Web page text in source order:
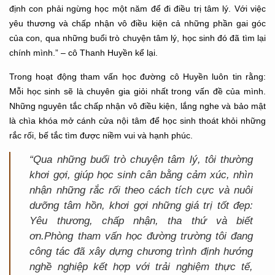
định con phải ngừng học một năm để đi điều trị tâm lý. Với việc
yêu thương và chấp nhận vô điều kiện cả những phần gai góc
của con, qua những buổi trò chuyện tâm lý, học sinh đó đã tìm lại
chính mình.” – cô Thanh Huyền kể lại.
Trong hoạt động tham vấn học đường cô Huyền luôn tin rằng:
Mỗi học sinh sẽ là chuyên gia giỏi nhất trong vấn đề của mình.
Những nguyên tắc chấp nhận vô điều kiện, lắng nghe và bảo mật
là chìa khóa mở cánh cửa nội tâm để học sinh thoát khỏi những
rắc rối, bế tắc tìm được niềm vui và hạnh phúc.
“Qua những buổi trò chuyện tâm lý, tôi thường
khơi gợi, giúp học sinh cân bằng cảm xúc, nhìn
nhận những rắc rối theo cách tích cực và nuôi
dưỡng tâm hồn, khơi gợi những giá trị tốt đẹp:
Yêu thương, chấp nhận, tha thứ và biết
ơn.Phòng tham vấn học đường trường tôi đang
công tác đã xây dựng chương trình định hướng
nghề nghiệp kết hợp với trải nghiệm thực tế,